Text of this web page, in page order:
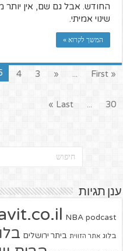
החודש. אבל גם שם, אין יותר
שינוי אמיתי.
המשך לקרוא »
« First
...
«
3
4
30
...
Last »
ענן תגיות
NBA podcast
בלוג אתר הזווית ביתר ירושלים